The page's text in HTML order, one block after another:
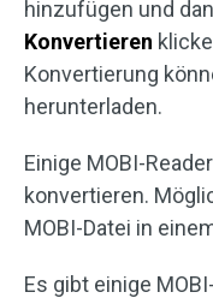
hinzufügen und
Konvertieren
Konvertierung
herunterladen.
Einige MOBI-
konvertieren.
MOBI-Datei in
Es gibt einige